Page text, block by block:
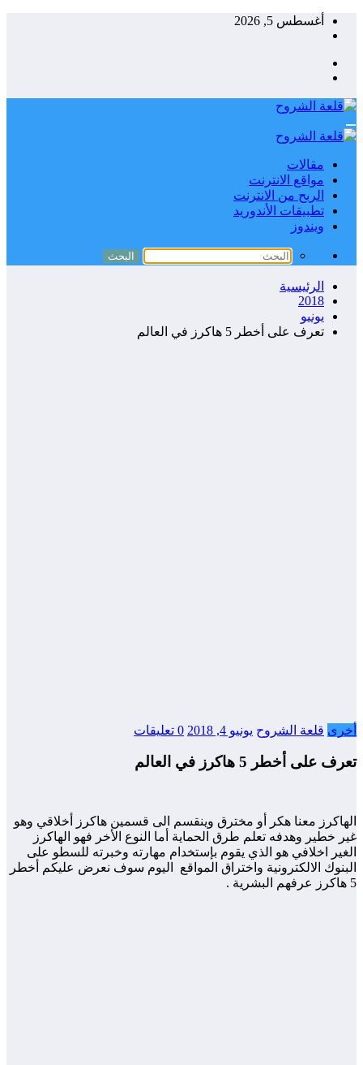
التجاوزأغسطس 5, 2026
مقالات
مواقع الانترنت
الربح من الانترنت
تطبيقات الأندوريد
ويندوز
الرئيسية
2018
يونيو
تعرف على أخطر 5 هاكرز في العالم
أخرى قلعة الشروح يونيو 4, 2018 0 تعليقات
تعرف على أخطر 5 هاكرز في العالم
الهاكرز معنا هكر أو مخترق وينقسم الى قسمين هاكرز أخلاقي وهو
غير خطير وهدفه تعلم طرق الحماية أما النوع الأخر فهو الهاكرز
الغير اخلافي هو الذي يقوم بإستخدام مهارته وخبرته للسطو على
البنوك الالكترونية واختراق المواقع اليوم سوف نعرض عليكم أخطر
5 هاكرز عرفهم البشرية .